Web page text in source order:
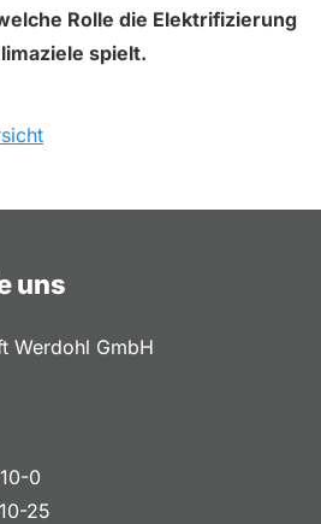
Rolle die Elektrifizierung
spielt.
uns
Werdohl GmbH
0
25